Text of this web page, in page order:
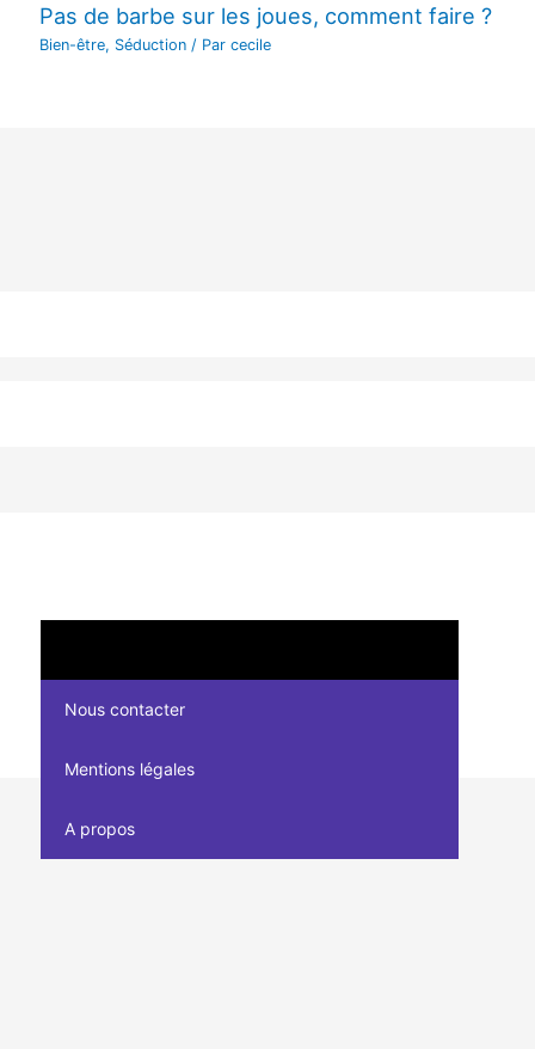
Pas de barbe sur les joues, comment faire ?
Bien-être, Séduction/ Par cecile
Nous contacter
Mentions légales
A propos